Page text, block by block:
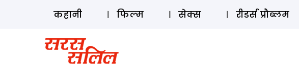
कहानी फिल्म सेक्स रीडर्स प्रौब्लम